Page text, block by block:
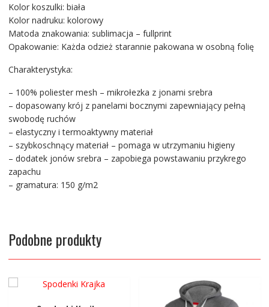
Kolor koszulki: biała
Kolor nadruku: kolorowy
Matoda znakowania: sublimacja – fullprint
Opakowanie: Każda odzież starannie pakowana w osobną folię
Charakterystyka:
– 100% poliester mesh – mikrołezka z jonami srebra
– dopasowany krój z panelami bocznymi zapewniający pełną
swobodę ruchów
– elastyczny i termoaktywny materiał
– szybkoschnący materiał – pomaga w utrzymaniu higieny
– dodatek jonów srebra – zapobiega powstawaniu przykrego
zapachu
– gramatura: 150 g/m2
Podobne produkty